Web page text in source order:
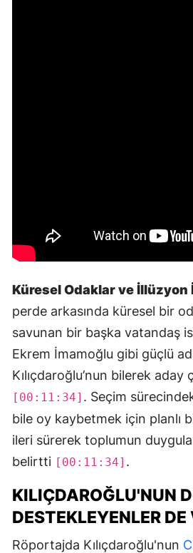
Küresel Odaklar ve İllüzyon
perde arkasında küresel bir
savunan bir başka vatandaş
Ekrem İmamoğlu gibi güçlü
Kılıçdaroğlu’nun bilerek aday
[00:11:34] . Seçim
bile oy kaybetmek için planlı
ileri sürerek toplumun
belirtti [00:11:34] .
KILIÇDAROĞLU'NUN
DESTEKLEYENLER DE
Röportajda Kılıçdaroğlu'nun